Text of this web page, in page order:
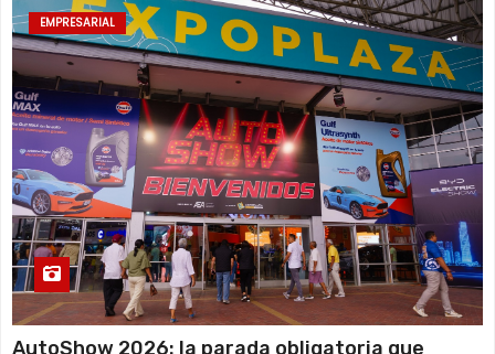
EMPRESARIAL
AutoShow 2026: la parada obligatoria que